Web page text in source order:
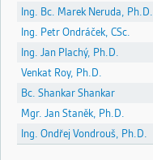
Ing. Bc. Marek Neruda, Ph.D.
Ing. Petr Ondráček, CSc.
Ing. Jan Plachý, Ph.D.
Venkat Roy, Ph.D.
Bc. Shankar Shankar
Mgr. Jan Staněk, Ph.D.
Ing. Ondřej Vondrouš, Ph.D.